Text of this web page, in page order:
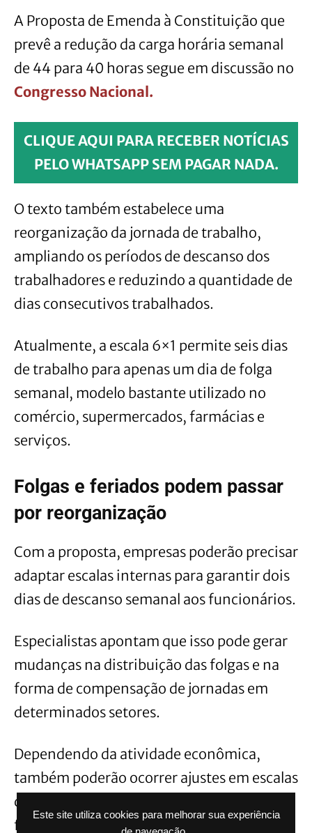
Este site utiliza cookies para melhorar sua experiência
A Proposta de Emenda à Constituição que
prevê a redução da carga horária semanal
de 44 para 40 horas segue em discussão no
Congresso Nacional.
CLIQUE AQUI PARA RECEBER NOTÍCIAS
PELO WHATSAPP SEM PAGAR NADA.
O texto também estabelece uma
reorganização da jornada de trabalho,
ampliando os períodos de descanso dos
trabalhadores e reduzindo a quantidade de
dias consecutivos trabalhados.
Atualmente, a escala 6×1 permite seis dias
de trabalho para apenas um dia de folga
semanal, modelo bastante utilizado no
comércio, supermercados, farmácias e
serviços.
Folgas e feriados podem passar
por reorganização
Com a proposta, empresas poderão precisar
adaptar escalas internas para garantir dois
dias de descanso semanal aos funcionários.
Especialistas apontam que isso pode gerar
mudanças na distribuição das folgas e na
forma de compensação de jornadas em
determinados setores.
Dependendo da atividade econômica,
também poderão ocorrer ajustes em escalas
que envolvem trabalho aos domingos e
feriados.